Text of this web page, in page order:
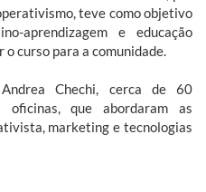
teve como objetivo
aprendizagem e educação
curso para a comunidade.
Chechi, cerca de 60
oficinas, que abordaram as
marketing e tecnologias